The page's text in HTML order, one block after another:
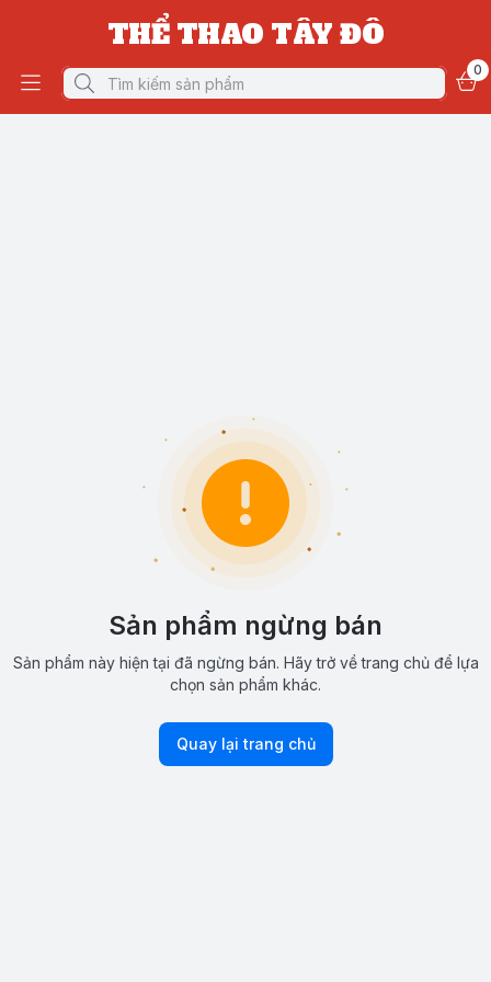
THỂ THAO TÂY ĐÔ
0
Sản phẩm ngừng bán
Sản phẩm này hiện tại đã ngừng bán. Hãy trở về trang chủ để lựa
chọn sản phẩm khác.
Quay lại trang chủ